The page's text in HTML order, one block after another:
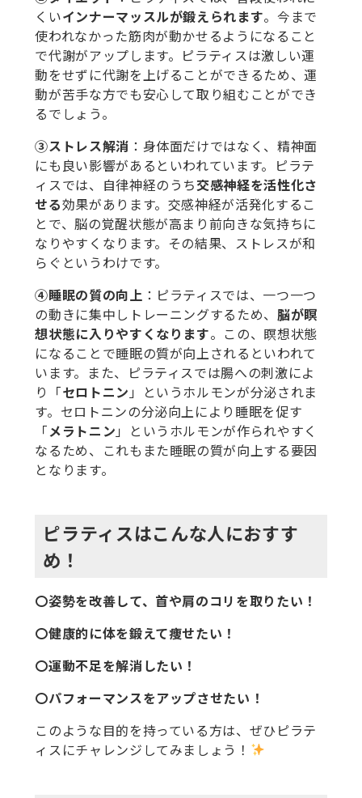
くいインナーマッスルが鍛えられます。今まで
使われなかった筋肉が動かせるようになること
で代謝がアップします。ピラティスは激しい運
動をせずに代謝を上げることができるため、運
動が苦手な方でも安心して取り組むことができ
るでしょう。
③ストレス解消 ：身体面だけではなく、精神面
にも良い影響があるといわれています。ピラテ
ィスでは、自律神経のうち交感神経を活性化さ
せる効果があります。交感神経が活発化するこ
とで、脳の覚醒状態が高まり前向きな気持ちに
なりやすくなります。その結果、ストレスが和
らぐというわけです。
④睡眠の質の向上 ：ピラティスでは、一つ一つ
の動きに集中しトレーニングするため、 脳が瞑
想状態に入りやすくなります。この、瞑想状態
になることで睡眠の質が向上されるといわれて
います。また、ピラティスでは腸への刺激によ
り「セロトニン 」というホルモンが分泌されま
す。セロトニンの分泌向上により睡眠を促す
「メラトニン 」というホルモンが作られやすく
なるため、これもまた睡眠の質が向上する要因
となります。
ピラティスはこんな人におすす
め！
〇姿勢を改善して、首や肩のコリを取りたい！
〇健康的に体を鍛えて痩せたい！
〇運動不足を解消したい！
〇パフォーマンスをアップさせたい！
このような目的を持っている方は、ぜひピラテ
ィスにチャレンジしてみましょう！